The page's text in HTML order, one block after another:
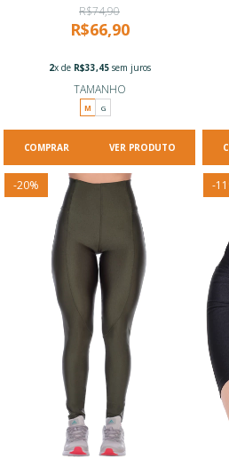
R$74,90
R$66,90
2x de R$33,45sem juros
TAMANHO
M G
VER PRODUTO
-20% -11